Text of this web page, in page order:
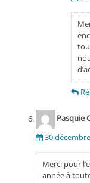
Pasquie
30
Merci pour
année à